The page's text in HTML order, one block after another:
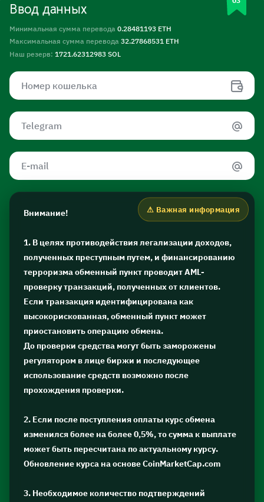
Ввод данных
Минимальная сумма перевода 0.28481193 ETH
Максимальная сумма перевода 32.27868531 ETH
Наш резерв: 1721.62312983 SOL
Внимание!
1. В целях противодействия легализации доходов,
полученных преступным путем, и финансированию
терроризма обменный пункт проводит AML-
проверку транзакций, полученных от клиентов.
Если транзакция идентифицирована как
высокорискованная, обменный пункт может
приостановить операцию обмена.
До проверки средства могут быть заморожены
регулятором в лице биржи и последующее
использование средств возможно после
прохождения проверки.
2. Если после поступления оплаты курс обмена
изменился более на более 0,5%, то сумма к выплате
может быть пересчитана по актуальному курсу.
Обновление курса на основе CoinMarketCap.com
3. Необходимое количество подтверждений